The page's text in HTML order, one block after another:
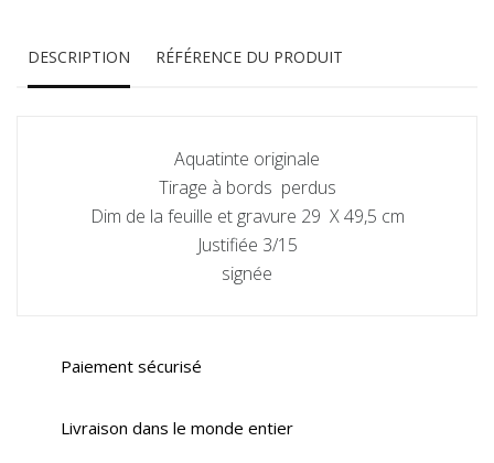
DESCRIPTION RÉFÉRENCE DU PRODUIT
Aquatinte originale
Tirage à bords perdus
Dim de la feuille et gravure 29 X 49,5 cm
Justifiée 3/15
signée
Paiement sécurisé
Livraison dans le monde entier